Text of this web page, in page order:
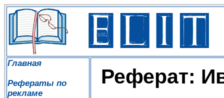
Главная
Рефераты по
рекламе
Реферат: